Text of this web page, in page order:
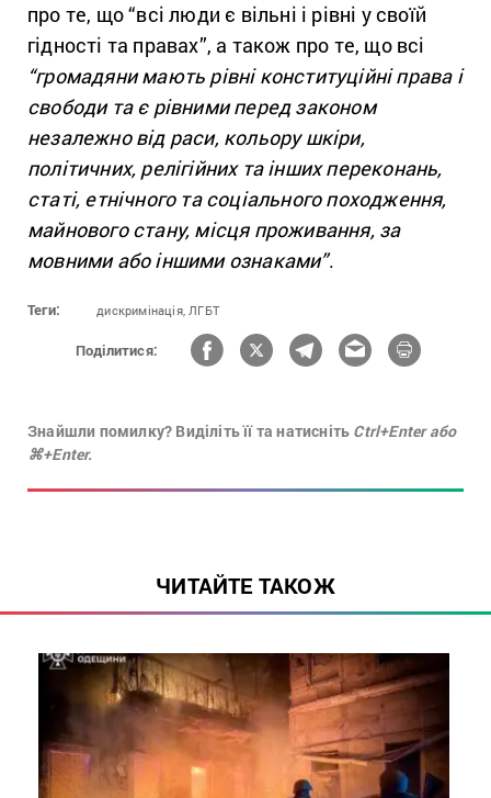
про те, що “всі люди є вільні і рівні у своїй
гідності та правах”, а також про те, що всі
“громадяни мають рівні конституційні права і
свободи та є рівними перед законом
незалежно від раси, кольору шкіри,
політичних, релігійних та інших переконань,
статі, етнічного та соціального походження,
майнового стану, місця проживання, за
мовними або іншими ознаками”.
Теги: дискримінація, ЛГБТ
Поділитися:
Знайшли помилку? Виділіть її та натисніть Ctrl+Enter або
⌘+Enter.
ЧИТАЙТЕ ТАКОЖ